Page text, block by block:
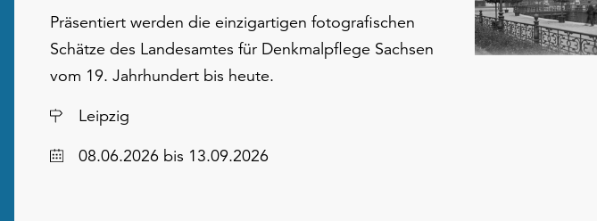
Präsentiert werden die einzigartigen fotografischen
Schätze des Landesamtes für Denkmalpflege Sachsen
vom 19. Jahrhundert bis heute.
Ort
Leipzig
Datum08.06.2026 bis 13.09.2026